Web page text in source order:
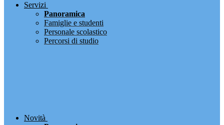
Servizi
Panoramica
Famiglie e studenti
Personale scolastico
Percorsi di studio
Novità